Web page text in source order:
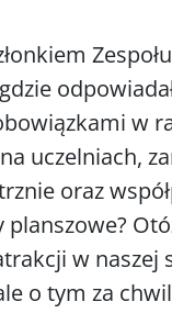
w
uczelniach,
oraz
w
o tym za